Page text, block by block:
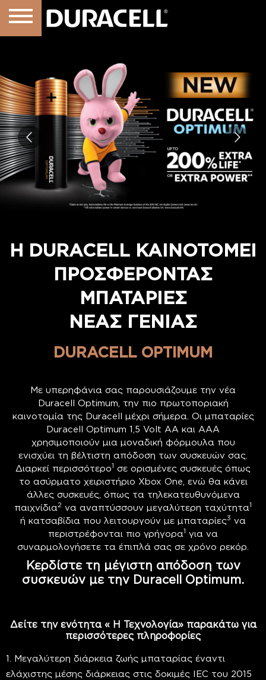
Η DURACELL ΚΑΙΝΟΤΟΜΕΙ
ΠΡΟΣΦΕΡΟΝΤΑΣ
ΜΠΑΤΑΡΙΕΣ
ΝΕΑΣ ΓΕΝΙΑΣ
DURACELL OPTIMUM
Με υπερηφάνια σας παρουσιάζουμε την νέα
Duracell Optimum, την πιο πρωτοποριακή
καινοτομία της Duracell μέχρι σήμερα. Οι μπαταρίες
Duracell Optimum 1,5 Volt AA και AAA
χρησιμοποιούν μια μοναδική φόρμουλα που
ενισχύει τη βέλτιστη απόδοση των συσκευών σας.
Διαρκεί περισσότερο1 σε ορισμένες συσκευές όπως
το ασύρματο χειριστήριο Xbox One, ενώ θα κάνει
άλλες συσκευές, όπως τα τηλεκατευθυνόμενα
παιχνίδια2 να αναπτύσσουν μεγαλύτερη ταχύτητα1
ή κατσαβίδια που λειτουργούν με μπαταρίες3 να
περιστρέφονται πιο γρήγορα1 για να
συναρμολογήσετε τα έπιπλά σας σε χρόνο ρεκόρ.
Κερδίστε τη μέγιστη απόδοση των
συσκευών με την Duracell Optimum.
Δείτε την ενότητα « Η Τεχνολογία» παρακάτω για
περισσότερες πληροφορίες
1. Μεγαλύτερη διάρκεια ζωής μπαταρίας έναντι
ελάχιστης μέσης διάρκειας στις δοκιμές IEC του 2015